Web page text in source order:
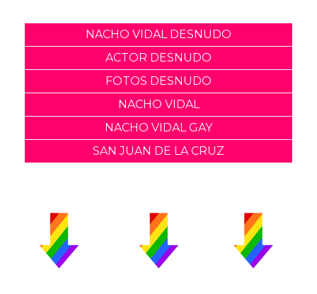
NACHO VIDAL DESNUDO
ACTOR DESNUDO
FOTOS DESNUDO
NACHO VIDAL
NACHO VIDAL GAY
SAN JUAN DE LA CRUZ